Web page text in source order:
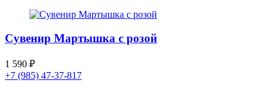
Сувенир Мартышка с розой
1 590 ₽
+7 (985) 47-37-817